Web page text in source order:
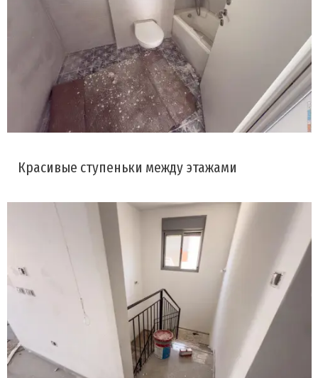
Красивые ступеньки между этажами